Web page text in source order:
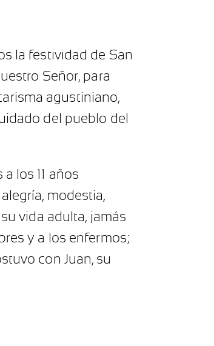
la festividad de San
Señor, para
agustiniano,
del pueblo del
los 11 años
modestia,
vida adulta, jamás
y a los enfermos;
con Juan, su